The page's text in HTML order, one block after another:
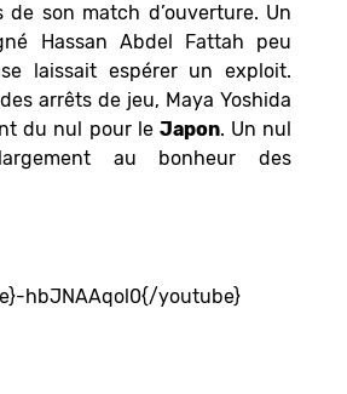
de son match d’ouverture. Un
Hassan Abdel Fattah peu
laissait espérer un exploit.
arrêts de jeu, Maya Yoshida
du nul pour le Japon. Un nul
au bonheur des
hbJNAAqol0{/youtube}